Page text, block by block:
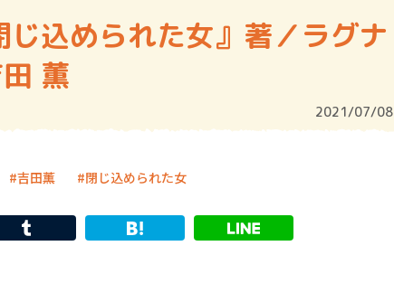
込められた女』著／ラグナ
薫
2021/07/08
吉田薫 閉じ込められた女